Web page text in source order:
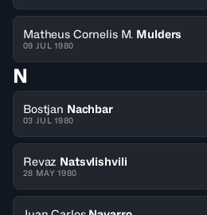
Matheus Cornelis M. Mulders
09 JUL 1980
N
Bostjan Nachbar
03 JUL 1980
Revaz Natsvlishvili
28 MAY 1980